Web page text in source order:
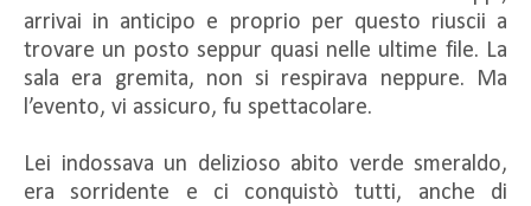
arrivai in anticipo e proprio per questo riuscii a
trovare un posto seppur quasi nelle ultime file. La
sala era gremita, non si respirava neppure. Ma
l’evento, vi assicuro, fu spettacolare.
Lei indossava un delizioso abito verde smeraldo,
era sorridente e ci conquistò tutti, anche di